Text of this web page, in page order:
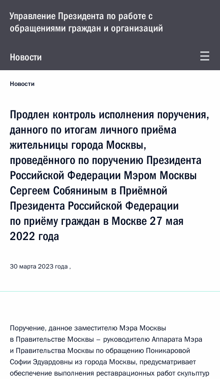
Управление Президента по работе с
обращениями граждан и организаций
Новости
Новости
Продлен контроль исполнения поручения,
данного по итогам личного приёма
жительницы города Москвы,
проведённого по поручению Президента
Российской Федерации Мэром Москвы
Сергеем Собяниным в Приёмной
Президента Российской Федерации
по приёму граждан в Москве 27 мая
2022 года
30 марта 2023 года
Поручение, данное заместителю Мэра Москвы
в Правительстве Москвы – руководителю Аппарата Мэра
и Правительства Москвы по обращению Поникаровой
Софии Эдуардовны из города Москвы, предусматривает
обеспечение выполнения реставрационных работ скульптур